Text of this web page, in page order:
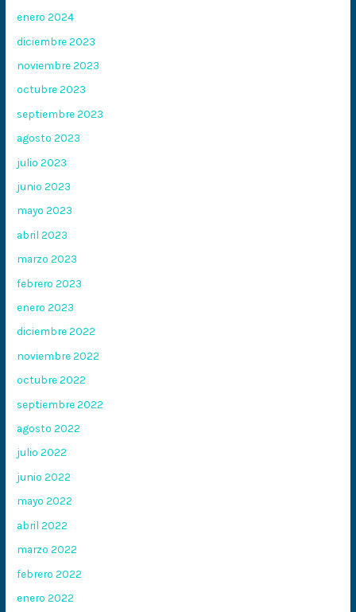
enero 2024
diciembre 2023
noviembre 2023
octubre 2023
septiembre 2023
agosto 2023
julio 2023
junio 2023
mayo 2023
abril 2023
marzo 2023
febrero 2023
enero 2023
diciembre 2022
noviembre 2022
octubre 2022
septiembre 2022
agosto 2022
julio 2022
junio 2022
mayo 2022
abril 2022
marzo 2022
febrero 2022
enero 2022